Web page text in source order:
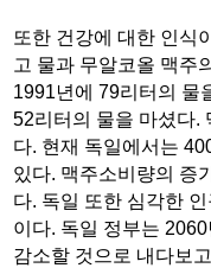
또한 건강에 대한 인식
고 물과 무알코올 맥주
1991년에 79리터의 물
52리터의 물을 마셨다.
다. 현재 독일에서는
있다. 맥주소비량의 증
다. 독일 또한 심각한
이다. 독일 정부는
감소할 것으로 내다보